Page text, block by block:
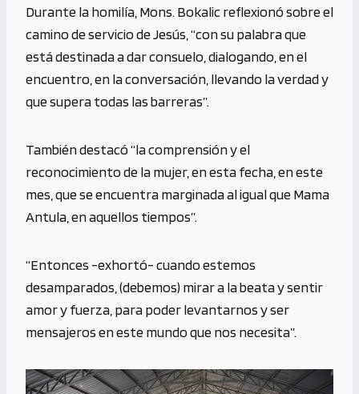
Durante la homilía, Mons. Bokalic reflexionó sobre el
camino de servicio de Jesús, “con su palabra que
está destinada a dar consuelo, dialogando, en el
encuentro, en la conversación, llevando la verdad y
que supera todas las barreras”.
También destacó “la comprensión y el
reconocimiento de la mujer, en esta fecha, en este
mes, que se encuentra marginada al igual que Mama
Antula, en aquellos tiempos”.
“Entonces -exhortó- cuando estemos
desamparados, (debemos) mirar a la beata y sentir
amor y fuerza, para poder levantarnos y ser
mensajeros en este mundo que nos necesita”.